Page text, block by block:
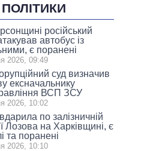
російський
автобус із
є поранені
2026, 09:49
суд визначив
ексначальнику
ВСП ЗСУ
2026, 10:02
по залізничній
Лозова на Харківщині, є
та поранені
2026, 10:10